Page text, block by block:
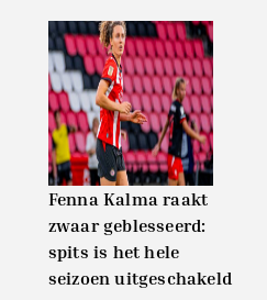
Fenna Kalma raakt
zwaar geblesseerd:
spits is het hele
seizoen uitgeschakeld